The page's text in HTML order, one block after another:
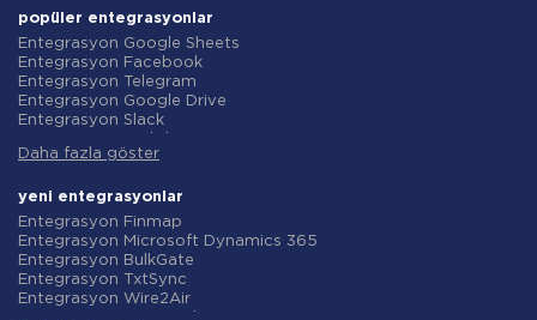
popüler entegrasyonlar
Entegrasyon Google Sheets
Entegrasyon Facebook
Entegrasyon Telegram
Entegrasyon Google Drive
Entegrasyon Slack
Entegrasyon Gmail
Entegrasyon ClickUp
Entegrasyon Airtable
Entegrasyon Google Contacts
Entegrasyon OpenAI (ChatGPT)
Entegrasyon Instagram
Entegrasyon ActiveCampaign
Entegrasyon Typeform
Daha fazla göster
yeni entegrasyonlar
Entegrasyon Finmap
Entegrasyon Microsoft Dynamics 365
Entegrasyon BulkGate
Entegrasyon TxtSync
Entegrasyon Wire2Air